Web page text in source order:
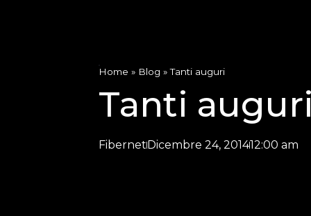
Home » Blog »Tanti auguri
Tanti auguri
FibernetDicembre 24, 201412:00 am